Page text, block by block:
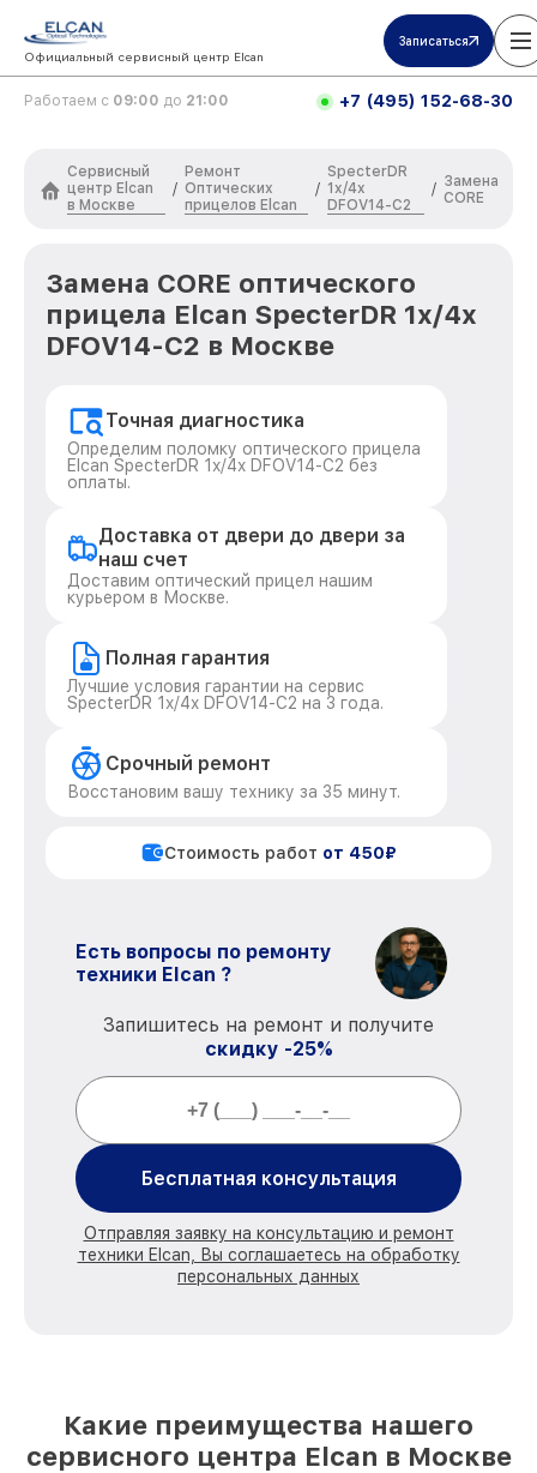
Официальный сервисный центр Elcan
Записаться
Работаем с 09:00 до 21:00 +7 (495) 152-68-30
Сервисный
центр Elcan
в Москве
/
Ремонт
Оптических
прицелов Elcan
/
SpecterDR
1x/4x
DFOV14-C2
/ Замена
CORE
Замена CORE оптического
прицела Elcan SpecterDR 1x/4x
DFOV14-C2 в Москве
Точная диагностика
Определим поломку оптического прицела
Elcan SpecterDR 1x/4x DFOV14-C2 без
оплаты.
Доставка от двери до двери за
наш счет
Доставим оптический прицел нашим
курьером в Москве.
Полная гарантия
Лучшие условия гарантии на сервис
SpecterDR 1x/4x DFOV14-C2 на 3 года.
Срочный ремонт
Восстановим вашу технику за 35 минут.
Стоимость работ от 450₽
Есть вопросы по ремонту
техники Elcan ?
Запишитесь на ремонт и получите
скидку -25%
Бесплатная консультация
Отправляя заявку на консультацию и ремонт
техники Elcan, Вы соглашаетесь на обработку
персональных данных
Какие преимущества нашего
сервисного центра Elcan в Москве